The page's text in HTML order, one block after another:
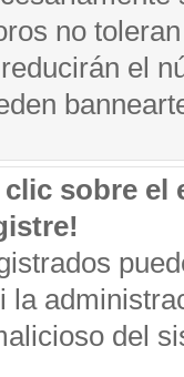
no
el
sobre el
la
del